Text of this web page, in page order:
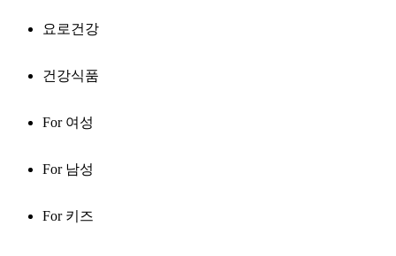
요로건강
건강식품
For 여성
For 남성
For 키즈